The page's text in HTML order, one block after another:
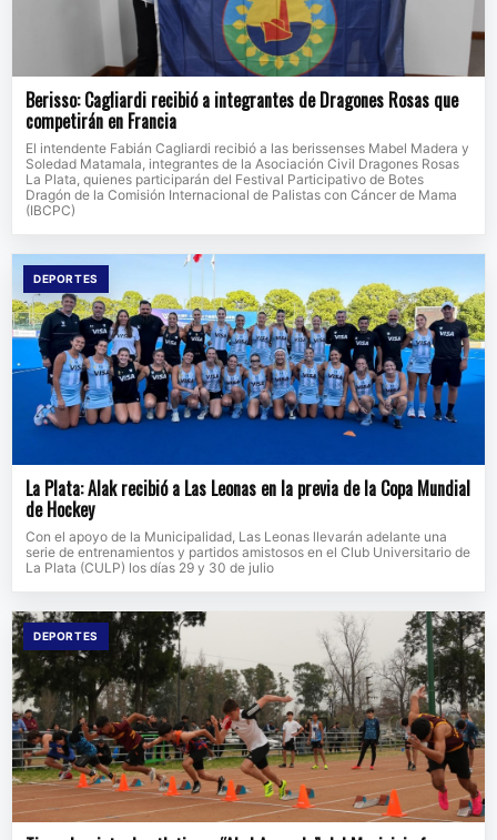
Berisso: Cagliardi recibió a integrantes de Dragones Rosas que
competirán en Francia
El intendente Fabián Cagliardi recibió a las berissenses Mabel Madera y
Soledad Matamala, integrantes de la Asociación Civil Dragones Rosas
La Plata, quienes participarán del Festival Participativo de Botes
Dragón de la Comisión Internacional de Palistas con Cáncer de Mama
(IBCPC)
DEPORTES
La Plata: Alak recibió a Las Leonas en la previa de la Copa Mundial
de Hockey
Con el apoyo de la Municipalidad, Las Leonas llevarán adelante una
serie de entrenamientos y partidos amistosos en el Club Universitario de
La Plata (CULP) los días 29 y 30 de julio
DEPORTES